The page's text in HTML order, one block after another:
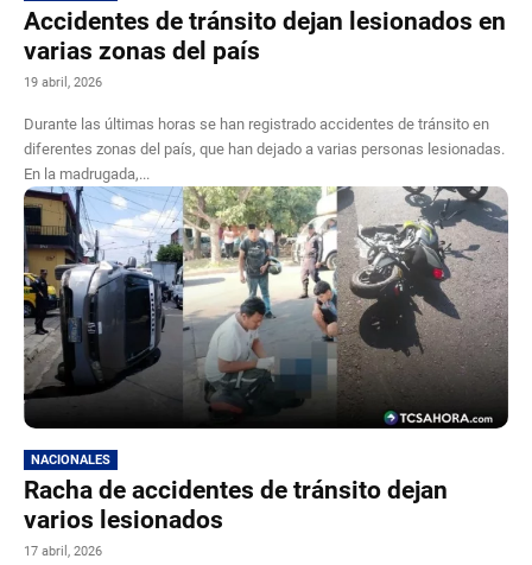
Accidentes de tránsito dejan lesionados en
varias zonas del país
19 abril, 2026
Durante las últimas horas se han registrado accidentes de tránsito en
diferentes zonas del país, que han dejado a varias personas lesionadas.
En la madrugada,...
NACIONALES
Racha de accidentes de tránsito dejan
varios lesionados
17 abril, 2026